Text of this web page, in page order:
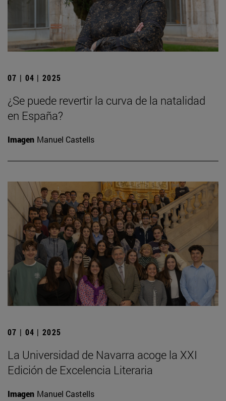
07 | 04 | 2025
¿Se puede revertir la curva de la natalidad
en España?
Imagen Manuel Castells
07 | 04 | 2025
La Universidad de Navarra acoge la XXI
Edición de Excelencia Literaria
Imagen Manuel Castells